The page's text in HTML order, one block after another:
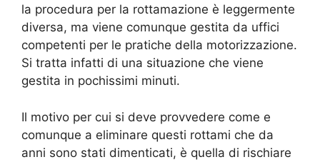
la procedura per la rottamazione è leggermente
diversa, ma viene comunque gestita da uffici
competenti per le pratiche della motorizzazione.
Si tratta infatti di una situazione che viene
gestita in pochissimi minuti.
Il motivo per cui si deve provvedere come e
comunque a eliminare questi rottami che da
anni sono stati dimenticati, è quella di rischiare